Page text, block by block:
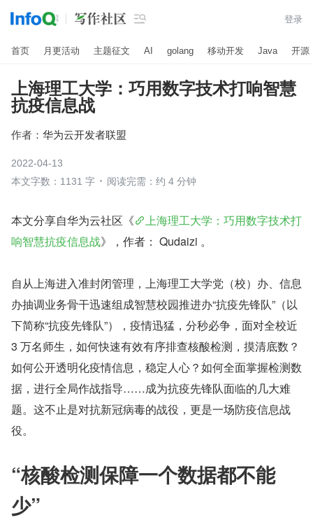
 登录
首页 月更活动 主题征文 AI golang 移动开发 Java 开源
上海理工大学：巧用数字技术打响智慧
抗疫信息战
作者： 华为云开发者联盟
2022-04-13
本文字数：1131 字
阅读完需：约 4 分钟
本文分享自华为云社区《
上海理工大学：巧用数字技术打
响智慧抗疫信息战》，作者： Qudaizi 。
自从上海进入准封闭管理，上海理工大学党（校）办、信息
办抽调业务骨干迅速组成智慧校园推进办“抗疫先锋队”（以
下简称“抗疫先锋队”），疫情迅猛，分秒必争，面对全校近
3 万名师生，如何快速有效有序排查核酸检测，摸清底数？
如何公开透明化疫情信息，稳定人心？如何全面掌握检测数
据，进行全局作战指导……成为抗疫先锋队面临的几大难
题。这不止是对抗新冠病毒的战役，更是一场防疫信息战
役。
“核酸检测保障一个数据都不能
少”